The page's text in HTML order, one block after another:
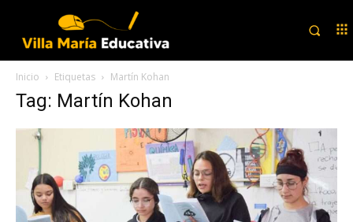
Inicio Etiquetas Martín Kohan
Tag: Martín Kohan